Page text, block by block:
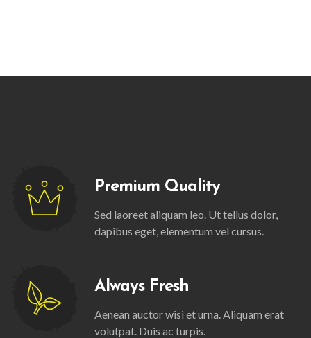
Premium Quality
Sed laoreet aliquam leo. Ut tellus dolor,
dapibus eget, elementum vel cursus.
Always Fresh
Aenean auctor wisi et urna. Aliquam erat
volutpat. Duis ac turpis.